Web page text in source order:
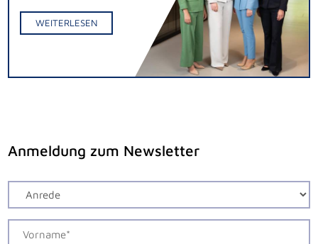
WEITERLESEN
Anmeldung zum Newsletter